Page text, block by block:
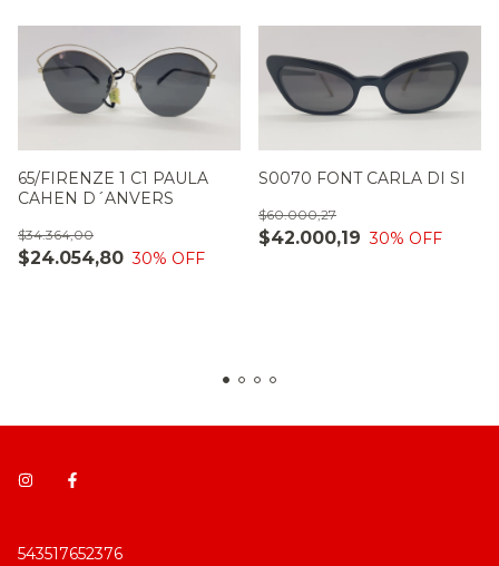
65/FIRENZE 1 C1 PAULA
CAHEN D´ANVERS
$24.054,80
$34.364,00
30% OFF
S0070 FONT CARLA DI SI
$42.000,19
$60.000,27
30% OFF
543517652376